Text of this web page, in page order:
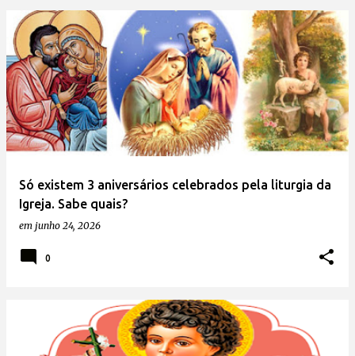
Só existem 3 aniversários celebrados pela liturgia da
Igreja. Sabe quais?
em junho 24, 2026
0